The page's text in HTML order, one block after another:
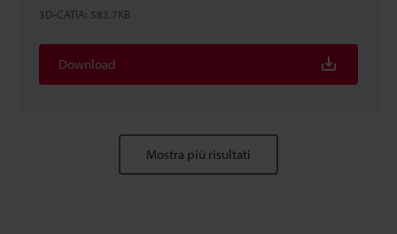
3D-CATIA: 583.7KB
Download
Mostra più risultati